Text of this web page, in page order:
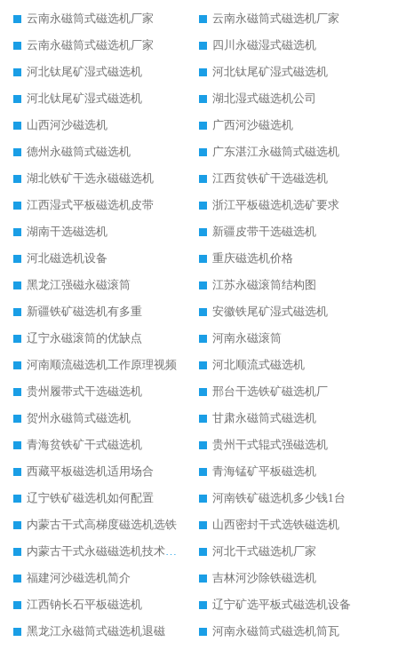
云南永磁筒式磁选机厂家
云南永磁筒式磁选机厂家
云南永磁筒式磁选机厂家
四川永磁湿式磁选机
河北钛尾矿湿式磁选机
河北钛尾矿湿式磁选机
河北钛尾矿湿式磁选机
湖北湿式磁选机公司
山西河沙磁选机
广西河沙磁选机
德州永磁筒式磁选机
广东湛江永磁筒式磁选机
湖北铁矿干选永磁磁选机
江西贫铁矿干选磁选机
江西湿式平板磁选机皮带
浙江平板磁选机选矿要求
湖南干选磁选机
新疆皮带干选磁选机
河北磁选机设备
重庆磁选机价格
黑龙江强磁永磁滚筒
江苏永磁滚筒结构图
新疆铁矿磁选机有多重
安徽铁尾矿湿式磁选机
辽宁永磁滚筒的优缺点
河南永磁滚筒
河南顺流磁选机工作原理视频
河北顺流式磁选机
贵州履带式干选磁选机
邢台干选铁矿磁选机厂
贺州永磁筒式磁选机
甘肃永磁筒式磁选机
青海贫铁矿干式磁选机
贵州干式辊式强磁选机
西藏平板磁选机适用场合
青海锰矿平板磁选机
辽宁铁矿磁选机如何配置
河南铁矿磁选机多少钱1台
内蒙古干式高梯度磁选机选铁
山西密封干式选铁磁选机
内蒙古干式永磁磁选机技术要求
河北干式磁选机厂家
福建河沙磁选机简介
吉林河沙除铁磁选机
江西钠长石平板磁选机
辽宁矿选平板式磁选机设备
黑龙江永磁筒式磁选机退磁
河南永磁筒式磁选机筒瓦